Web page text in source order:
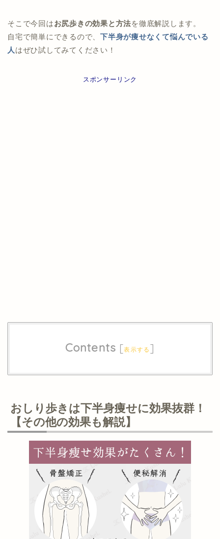
そこで今回はお尻歩きの効果と方法を徹底解説します。
自宅で簡単にできるので、下半身が痩せなくて悩んでいる
人はぜひ試してみてください！
スポンサーリンク
Contents [表示する ]
おしり歩きは下半身痩せに効果抜群！
【その他の効果も解説】